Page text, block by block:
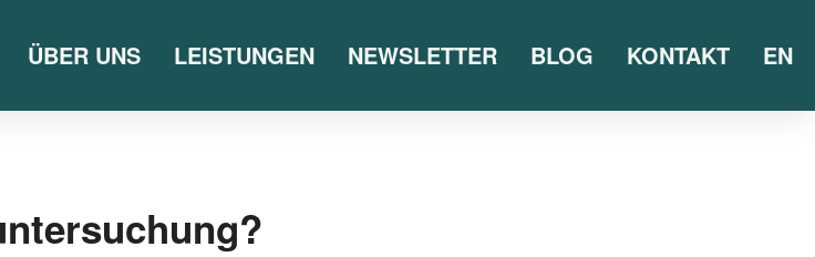
ÜBER UNS LEISTUNGEN NEWSLETTER BLOG KONTAKT EN